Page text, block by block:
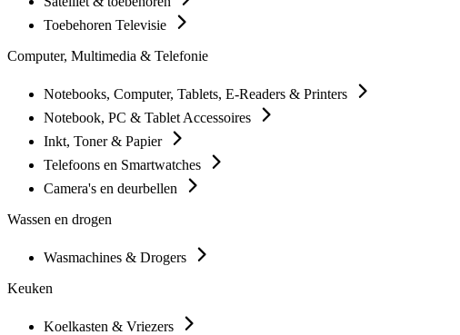
Toebehoren Televisie
Computer, Multimedia & Telefonie
Notebooks, Computer, Tablets, E-Readers & Printers
Notebook, PC & Tablet Accessoires
Inkt, Toner & Papier
Telefoons en Smartwatches
Camera's en deurbellen
Wassen en drogen
Wasmachines & Drogers
Keuken
Koelkasten & Vriezers